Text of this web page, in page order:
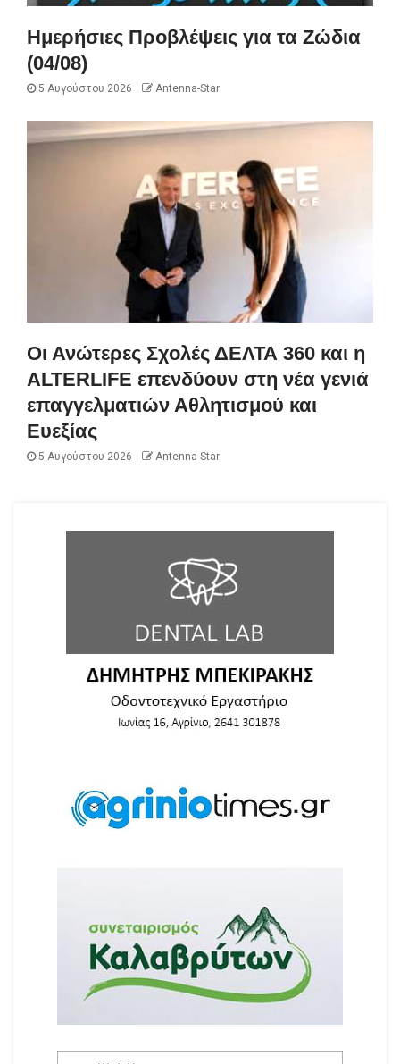
Ημερήσιες Προβλέψεις για τα Ζώδια
(04/08)
5 Αυγούστου 2026 Antenna-Star
Οι Ανώτερες Σχολές ΔΕΛΤΑ 360 και η
ALTERLIFE επενδύουν στη νέα γενιά
επαγγελματιών Αθλητισμού και
Ευεξίας
5 Αυγούστου 2026 Antenna-Star